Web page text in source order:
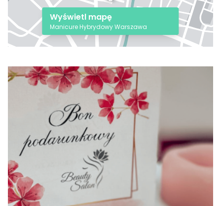
Wyświetl mapę
Manicure Hybrydowy Warszawa